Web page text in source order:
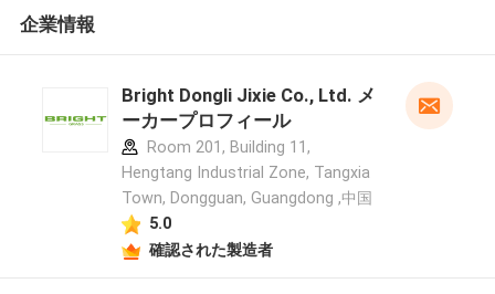
企業情報
Bright Dongli Jixie Co., Ltd. メ
ーカープロフィール
Room 201, Building 11,
Hengtang Industrial Zone, Tangxia
Town, Dongguan, Guangdong ,中国
5.0
確認された製造者